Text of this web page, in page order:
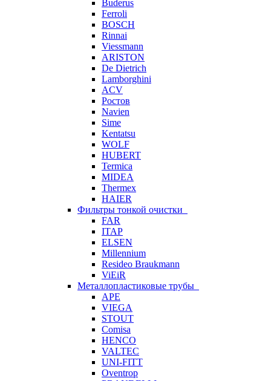
Buderus
Ferroli
BOSCH
Rinnai
Viessmann
ARISTON
De Dietrich
Lamborghini
ACV
Ростов
Navien
Sime
Kentatsu
WOLF
HUBERT
Termica
MIDEA
Thermex
HAIER
Фильтры тонкой очистки
FAR
ITAP
ELSEN
Millennium
Resideo Braukmann
ViEiR
Металлопластиковые трубы
APE
VIEGA
STOUT
Comisa
HENCO
VALTEC
UNI-FITT
Oventrop